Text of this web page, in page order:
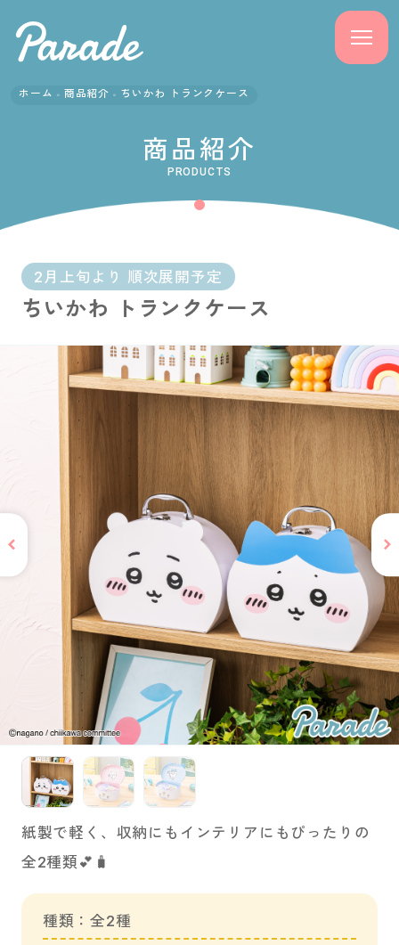
よくある質問
会社概要
採用情報
サポート
お問い合わせ
PRIZE 公式 X
PRIZE 公式 Instagram
CAPSULE TOY 公式 X
CAPSULE TOY 公式 Instagram
プライバシーポリシー
ホーム 商品紹介 ちいかわ トランクケース
商品紹介
PRODUCTS
2月上旬より 順次展開予定
ちいかわ トランクケース
紙製で軽く、収納にもインテリアにもぴったりの
全2種類💕🧳
種類：全2種